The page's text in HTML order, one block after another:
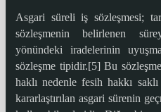
Asgari süreli iş sözleşmesi;
sözleşmenin belirlenen
yönündeki iradelerinin
sözleşme tipidir.[5] Bu
haklı nedenle fesih hakkı
kararlaştırılan asgari sürenin